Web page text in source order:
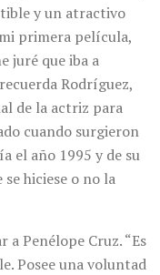
y un atractivo
primera película,
juré que iba a
Rodríguez,
de la actriz para
cuando surgieron
el año 1995 y de su
hiciese o no la
a Penélope Cruz. “Es
Posee una voluntad